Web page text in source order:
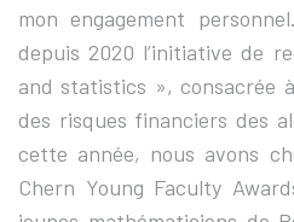
mon engagement
depuis 2020 l’initiative de
and statistics », consacrée
des risques financiers des
cette année, nous avons
Chern Young Faculty